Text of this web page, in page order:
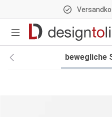
bewegliche